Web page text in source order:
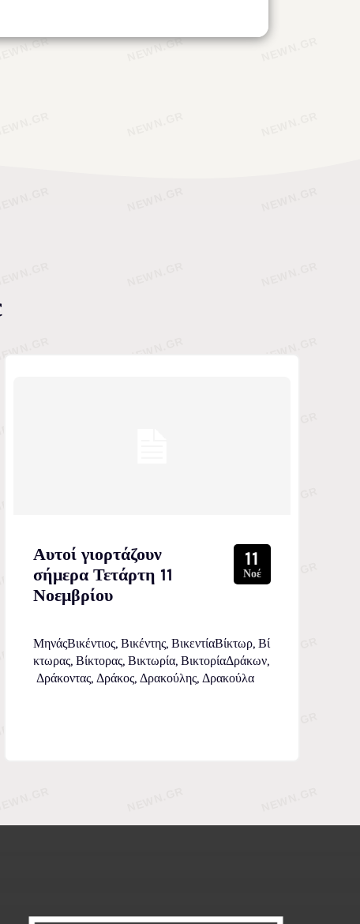
Αυτοί γιορτάζουν
σήμερα Τετάρτη 11
Νοεμβρίου
11
Νοέ
ΜηνάςΒικέντιος, Βικέντης, ΒικεντίαΒίκτωρ, Βί
κτωρας, Βίκτορας, Βικτωρία, ΒικτορίαΔράκων,
Δράκοντας, Δράκος, Δρακούλης, Δρακούλα